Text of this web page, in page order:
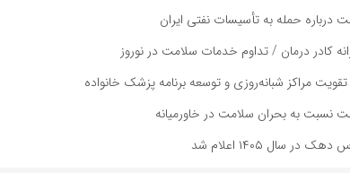
درباره حمله به تأسیسات نفتی ایران
مراکز شبانه‌روزی و توسعه برنامه پزشک خانواده
نسبت به بحران سلامت در خاورمیانه
سال ۱۴۰۵ اعلام شد